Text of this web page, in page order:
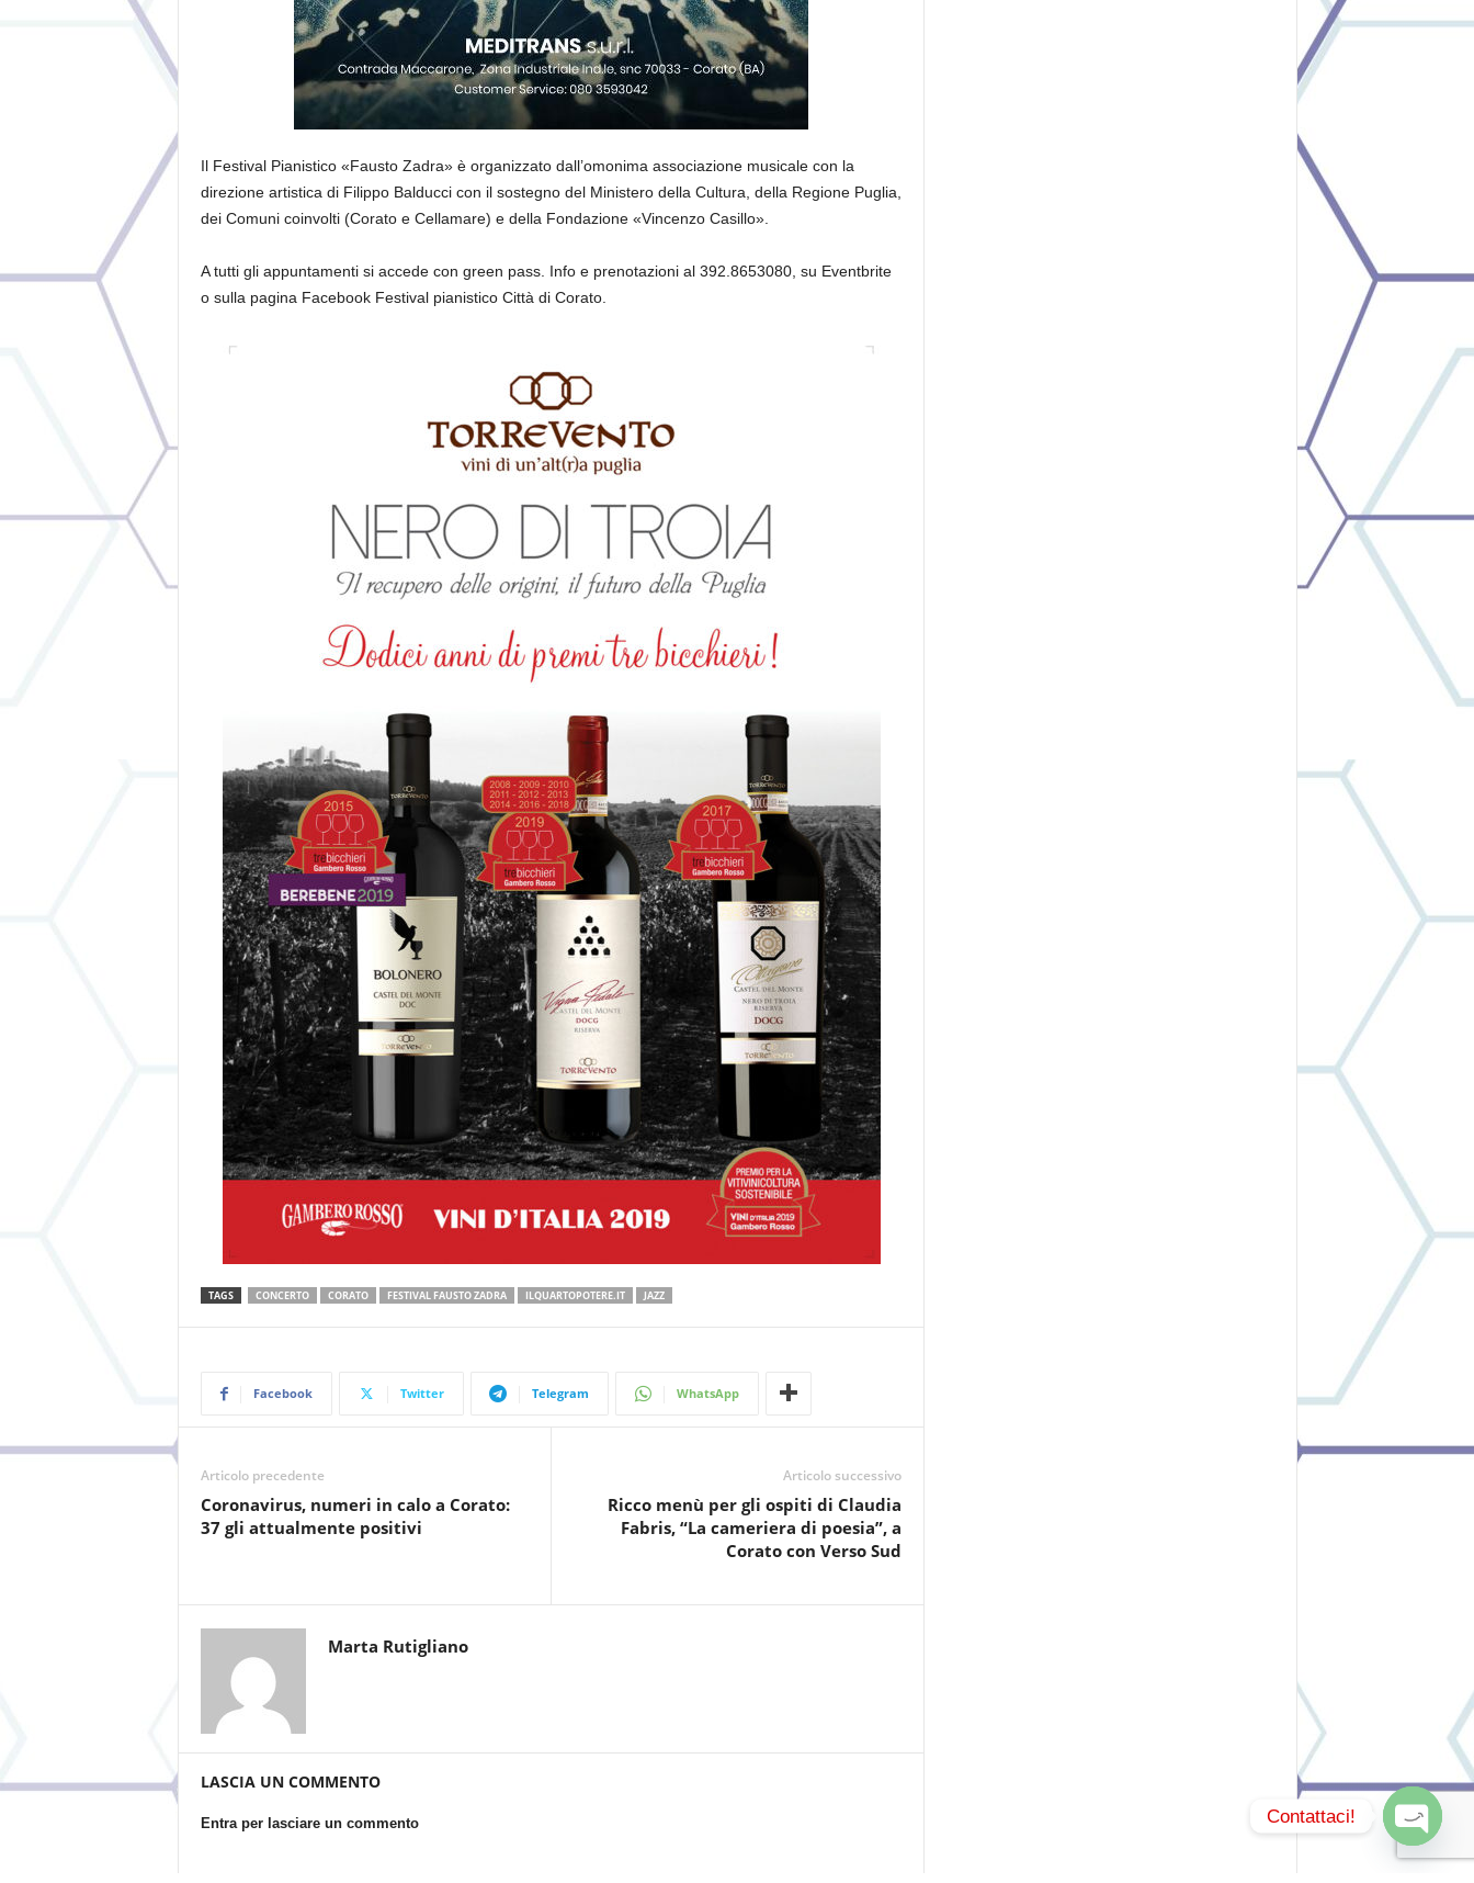
Il Festival Pianistico «Fausto Zadra» è organizzato dall’omonima associazione musicale con la
direzione artistica di Filippo Balducci con il sostegno del Ministero della Cultura, della Regione Puglia,
dei Comuni coinvolti (Corato e Cellamare) e della Fondazione «Vincenzo Casillo».
A tutti gli appuntamenti si accede con green pass. Info e prenotazioni al 392.8653080, su Eventbrite
o sulla pagina Facebook Festival pianistico Città di Corato.
TAGS CONCERTO CORATO FESTIVAL FAUSTO ZADRA ILQUARTOPOTERE.IT JAZZ
Facebook Twitter Telegram WhatsApp
Articolo precedente
Coronavirus, numeri in calo a Corato:
37 gli attualmente positivi
Articolo successivo
Ricco menù per gli ospiti di Claudia
Fabris, “La cameriera di poesia”, a
Corato con Verso Sud
Marta Rutigliano
LASCIA UN COMMENTO
Entra per lasciare un commento Contattaci!
O